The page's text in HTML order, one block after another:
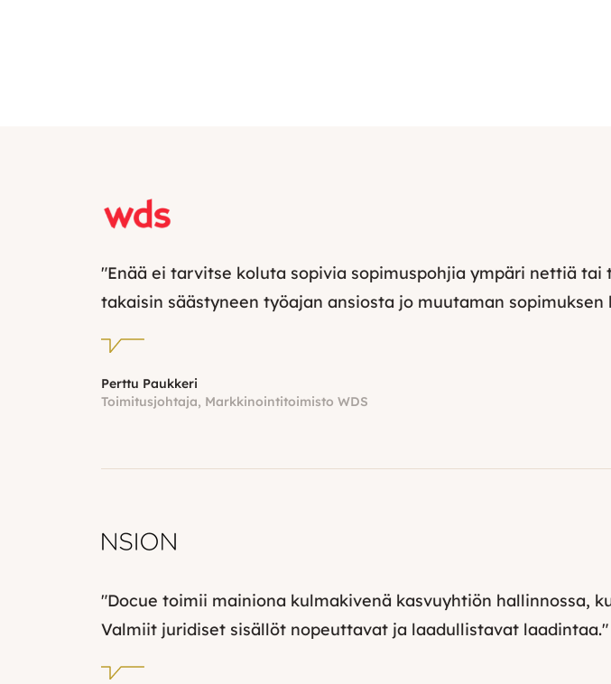
"Enää ei tarvitse koluta sopivia sopimuspohjia ympäri nettiä
takaisin säästyneen työajan ansiosta jo muutaman
Perttu Paukkeri
Toimitusjohtaja, Markkinointitoimisto WDS
"Docue toimii mainiona kulmakivenä kasvuyhtiön hallinnossa,
Valmiit juridiset sisällöt nopeuttavat ja laadullistavat laadintaa."